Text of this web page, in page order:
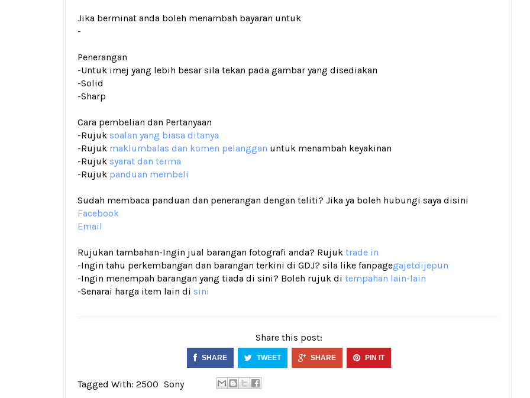
Jika berminat anda boleh menambah bayaran untuk
-
Penerangan
-Untuk imej yang lebih besar sila tekan pada gambar yang disediakan
-Solid
-Sharp
Cara pembelian dan Pertanyaan
-Rujuk soalan yang biasa ditanya
-Rujuk maklumbalas dan komen pelanggan untuk menambah keyakinan
-Rujuk syarat dan terma
-Rujuk panduan membeli
Sudah membaca panduan dan penerangan dengan teliti? Jika ya boleh hubungi saya disini
Facebook
Email
Rujukan tambahan-Ingin jual barangan fotografi anda? Rujuk trade in
-Ingin tahu perkembangan dan barangan terkini di GDJ? sila like fanpagegajetdijepun
-Ingin menempah barangan yang tiada di sini? Boleh rujuk di tempahan lain-lain
-Senarai harga item lain di sini
Share this post:
SHARE TWEET SHARE PIN IT
Tagged With: 2500 Sony